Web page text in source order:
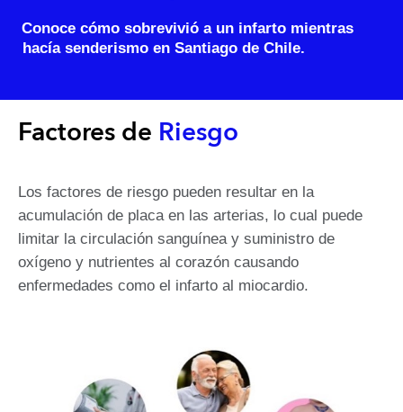
Conoce cómo sobrevivió a un infarto mientras
hacía senderismo en Santiago de Chile.
Factores de Riesgo
Los factores de riesgo pueden resultar en la
acumulación de placa en las arterias, lo cual puede
limitar la circulación sanguínea y suministro de
oxígeno y nutrientes al corazón causando
enfermedades como el infarto al miocardio.